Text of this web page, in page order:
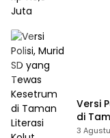
Versi
di
3